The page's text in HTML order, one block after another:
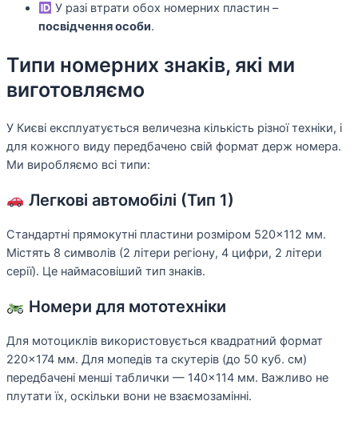
У разі втрати обох номерних пластин –
посвідчення особи.
Типи номерних знаків, які ми
виготовляємо
У Києві експлуатується величезна кількість різної техніки, і
для кожного виду передбачено свій формат держ номера.
Ми виробляємо всі типи:
Легкові автомобілі (Тип 1)
Стандартні прямокутні пластини розміром 520×112 мм.
Містять 8 символів (2 літери регіону, 4 цифри, 2 літери
серії). Це наймасовіший тип знаків.
Номери для мототехніки
Для мотоциклів використовується квадратний формат
220×174 мм. Для мопедів та скутерів (до 50 куб. см)
передбачені менші таблички — 140×114 мм. Важливо не
плутати їх, оскільки вони не взаємозамінні.